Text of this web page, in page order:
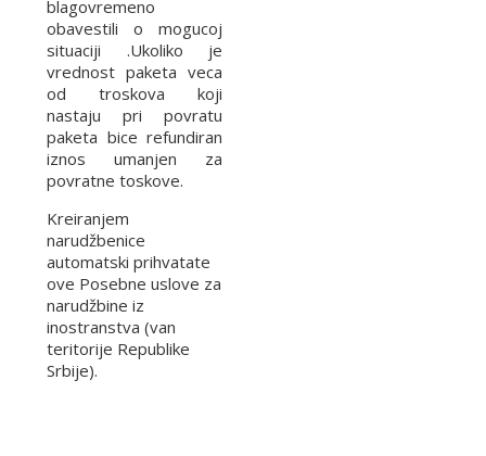
blagovremeno
obavestili o mogucoj
situaciji .Ukoliko je
vrednost paketa veca
od troskova koji
nastaju pri povratu
paketa bice refundiran
iznos umanjen za
povratne toskove.
Kreiranjem
narudžbenice
automatski prihvatate
ove Posebne uslove za
narudžbine iz
inostranstva (van
teritorije Republike
Srbije).